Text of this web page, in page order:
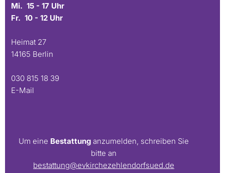
Mi. 15 - 17 Uhr
Fr. 10 - 12 Uhr
Heimat 27
14165 Berlin
030 815 18 39
E-Mail
Um eine Bestattung anzumelden, schreiben Sie
bitte an
bestattung@evkirchezehlendorfsued.de